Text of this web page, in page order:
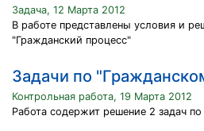
Задача, 12 Марта 2012
В работе представлены условия и
"Гражданский процесс"
Задачи по
Контрольная работа, 19 Марта 2012
Работа содержит решение 2 задач